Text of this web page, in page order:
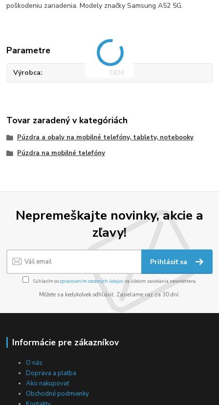
poškodeniu zariadenia. Modely značky Samsung A52 5G.
Parametre
Výrobca OEM
Tovar zaradený v kategóriách
Púzdra a obaly na mobilné telefóny, tablety, notebooky
Púzdra na mobilné telefóny
Nepremeškajte novinky, akcie a
zľavy!
Prihlásiť sa
Súhlasím sospracovaním osobných údajov za účelom zasielania newslettera.
Môžete sa kedykoľvek odhlásiť. Zasielame raz za 30 dní.
Informácie pre zákazníkov
O nás
Doprava a platba
Ako nakupovať
Obchodné podmienky